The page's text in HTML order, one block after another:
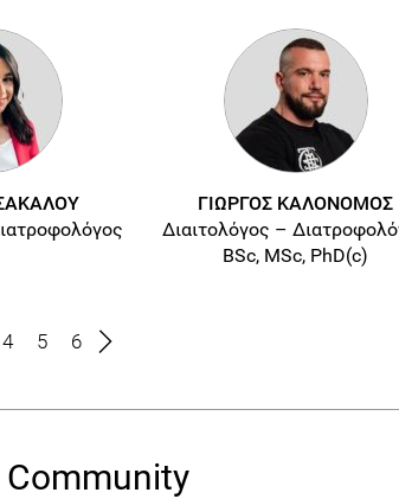
ΓΙΩΡΓΟΣ ΚΑΛΟΝΟΜΟΣ
Διαιτολόγος –
BSc, MSc, PhD(c)
4 5 6